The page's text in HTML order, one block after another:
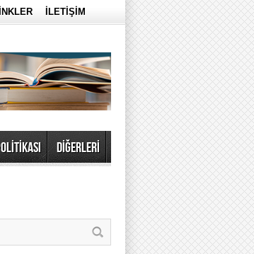
İLETİŞİM
DİĞERLERİ